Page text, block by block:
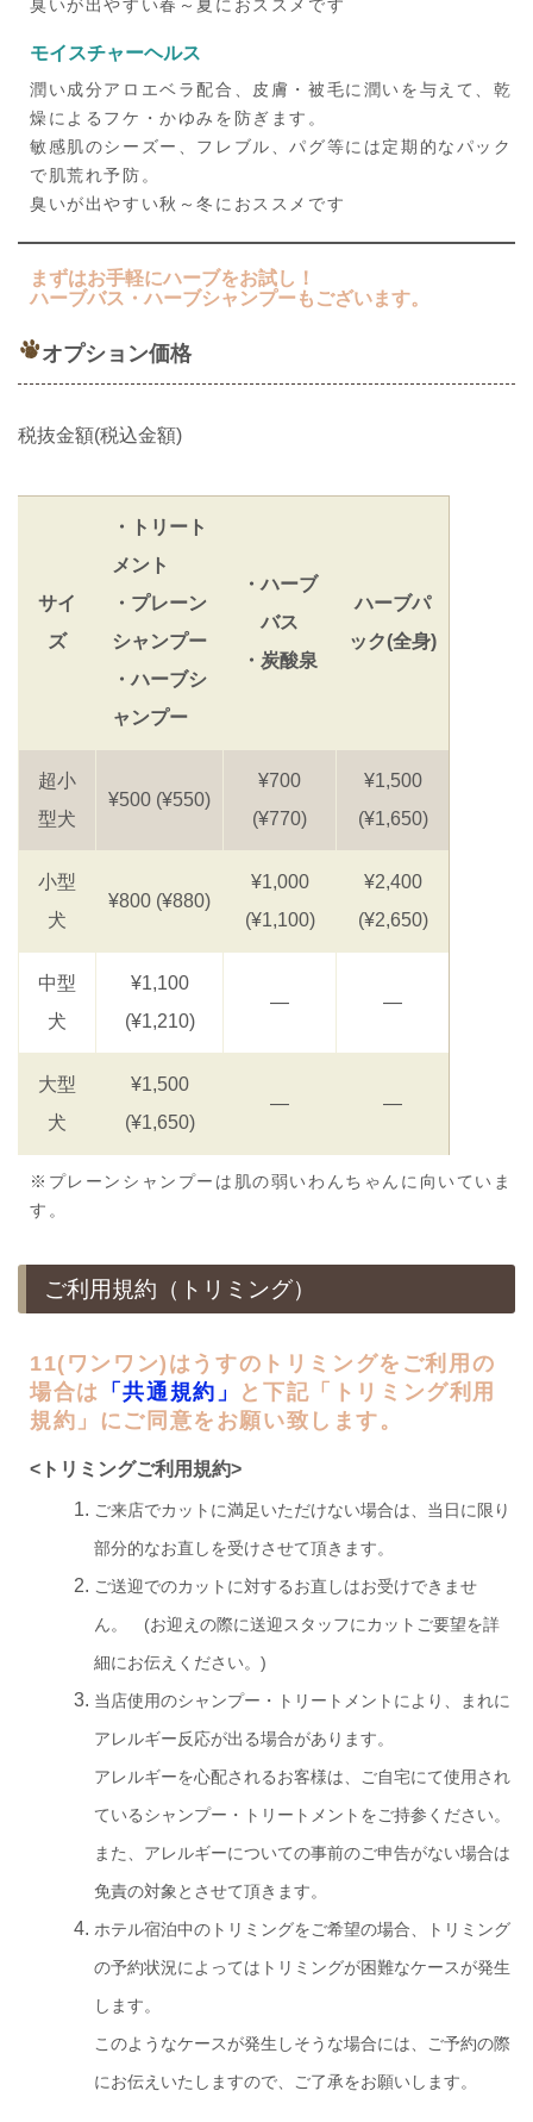
臭いが出やすい春～夏におススメです
モイスチャーヘルス
潤い成分アロエベラ配合、皮膚・被毛に潤いを与えて、乾
燥によるフケ・かゆみを防ぎます。
敏感肌のシーズー、フレブル、パグ等には定期的なパック
で肌荒れ予防。
臭いが出やすい秋～冬におススメです
まずはお手軽にハーブをお試し！
ハーブバス・ハーブシャンプーもございます。
オプション価格
税抜金額(税込金額)
サイ
ズ
・トリート
メント
・プレーン
シャンプー
・ハーブシ
ャンプー
・ハーブ
バス
・炭酸泉
ハーブパ
ック(全身)
超小
型犬
¥500 (¥550)
¥700
(¥770)
¥1,500
(¥1,650)
小型
犬
¥800 (¥880)
¥1,000
(¥1,100)
¥2,400
(¥2,650)
中型
犬
¥1,100
(¥1,210)
― ―
大型
犬
¥1,500
(¥1,650)
― ―
※プレーンシャンプーは肌の弱いわんちゃんに向いていま
す。
ご利用規約（トリミング）
11(ワンワン)はうすのトリミングをご利用の
場合は 「共通規約」
と下記「トリミング利用
規約」にご同意をお願い致します。
<トリミングご利用規約>
ご来店でカットに満足いただけない場合は、当日に限り
部分的なお直しを受けさせて頂きます。
ご送迎でのカットに対するお直しはお受けできませ
ん。 (お迎えの際に送迎スタッフにカットご要望を詳
細にお伝えください。)
当店使用のシャンプー・トリートメントにより、まれに
アレルギー反応が出る場合があります。
アレルギーを心配されるお客様は、ご自宅にて使用され
ているシャンプー・トリートメントをご持参ください。
また、アレルギーについての事前のご申告がない場合は
免責の対象とさせて頂きます。
ホテル宿泊中のトリミングをご希望の場合、トリミング
の予約状況によってはトリミングが困難なケースが発生
します。
このようなケースが発生しそうな場合には、ご予約の際
にお伝えいたしますので、ご了承をお願いします。